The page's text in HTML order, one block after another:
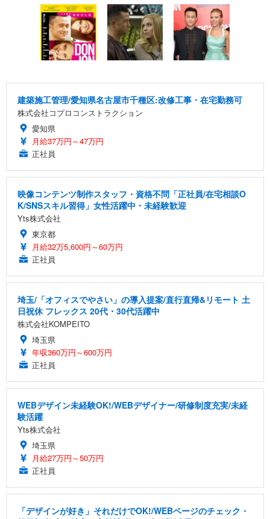
建築施工管理/愛知県名古屋市千種区:改修工事・在宅勤務可
株式会社コプロコンストラクション
愛知県
月給37万円～47万円
正社員
映像コンテンツ制作スタッフ・資格不問「正社員/在宅相談O
K/SNSスキル習得」女性活躍中・未経験歓迎
Yts株式会社
東京都
月給32万5,600円～60万円
正社員
埼玉/「オフィスでやさい」の導入提案/直行直帰&リモート 土
日祝休 フレックス 20代・30代活躍中
株式会社KOMPEITO
埼玉県
年収360万円～600万円
正社員
WEBデザイン未経験OK!/WEBデザイナー/研修制度充実/未経
験活躍
Yts株式会社
埼玉県
月給27万円～50万円
正社員
「デザインが好き」それだけでOK!/WEBページのチェック・